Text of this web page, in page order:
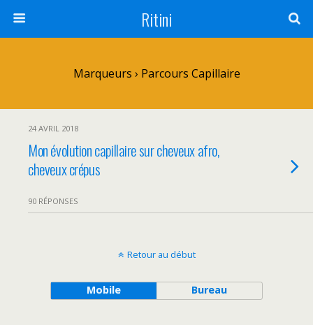
Ritini
Marqueurs › Parcours Capillaire
24 AVRIL 2018
Mon évolution capillaire sur cheveux afro,
cheveux crépus
90 RÉPONSES
Retour au début
Mobile Bureau